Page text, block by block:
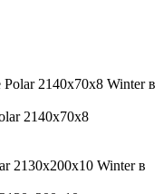
2140x70x8